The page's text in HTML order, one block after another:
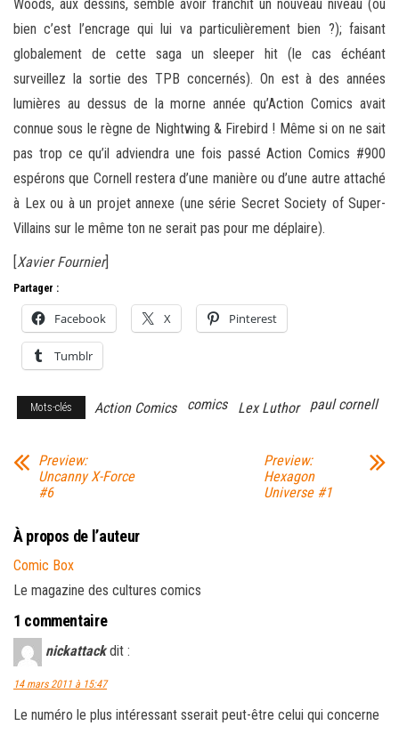
Woods, aux dessins, semble avoir franchit un nouveau niveau (ou
bien c’est l’encrage qui lui va particulièrement bien ?); faisant
globalement de cette saga un sleeper hit (le cas échéant
surveillez la sortie des TPB concernés). On est à des années
lumières au dessus de la morne année qu’Action Comics avait
connue sous le règne de Nightwing & Firebird ! Même si on ne sait
pas trop ce qu’il adviendra une fois passé Action Comics #900
espérons que Cornell restera d’une manière ou d’une autre attaché
à Lex ou à un projet annexe (une série Secret Society of Super-
Villains sur le même ton ne serait pas pour me déplaire).
[Xavier Fournier]
Partager :
Facebook X Pinterest
Tumblr
Mots-clés Action Comics comics Lex Luthor paul cornell
Preview:
Uncanny X-Force
#6
Preview:
Hexagon
Universe #1
À propos de l’auteur
Comic Box
Le magazine des cultures comics
1 commentaire
nickattack dit :
14 mars 2011 à 15:47
Le numéro le plus intéressant sserait peut-être celui qui concerne